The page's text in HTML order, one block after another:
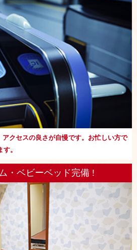
クセスの良さが自慢です。お忙しい方で
。
・ベビーベッド完備 !